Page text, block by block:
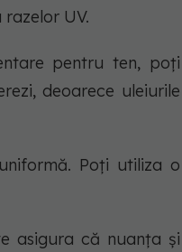
UV.
pentru ten, poți
deoarece uleiurile
Poți utiliza o
asigura că nuanța și